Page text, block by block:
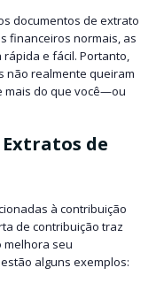
documentos de extrato
financeiros normais, as
e fácil. Portanto,
não realmente queiram
mais do que você—ou
Extratos de
à contribuição
de contribuição traz
melhora seu
alguns exemplos: